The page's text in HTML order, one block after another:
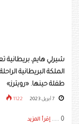
شيرلي هايم،
طفلة حينها. «رويترز»
1122
0 ..... إقرأ المزيد